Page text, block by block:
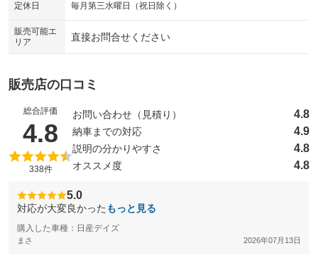
定休日 毎月第三水曜日（祝日除く）
販売可能エ
リア
直接お問合せください
販売店の口コミ
総合評価
4.8 （5点満点中）
338件
お問い合わせ（見積り） 4.8
納車までの対応 4.9
説明の分かりやすさ 4.8
オススメ度 4.8
5.0
対応が大変良かった もっと見る
購入した車種：日産デイズ
まさ 2026年07月13日